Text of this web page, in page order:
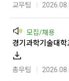
교무팀
모집/채용
경기과학기술대
총무팀